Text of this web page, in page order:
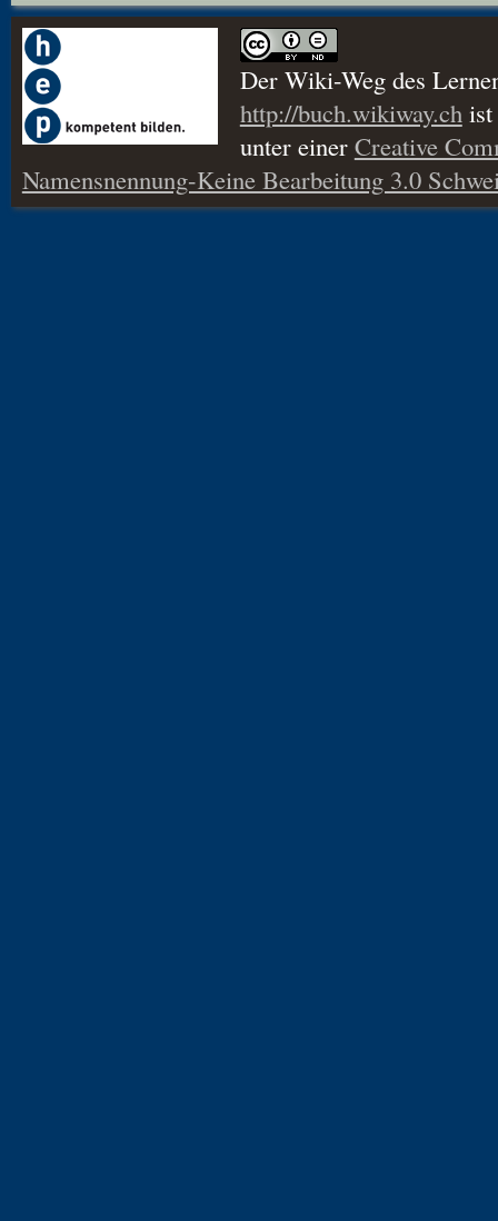
Der Wiki-Weg des
http://buch.wikiway.chist
unter einer Creative
Namensnennung-Keine Bearbeitung 3.0